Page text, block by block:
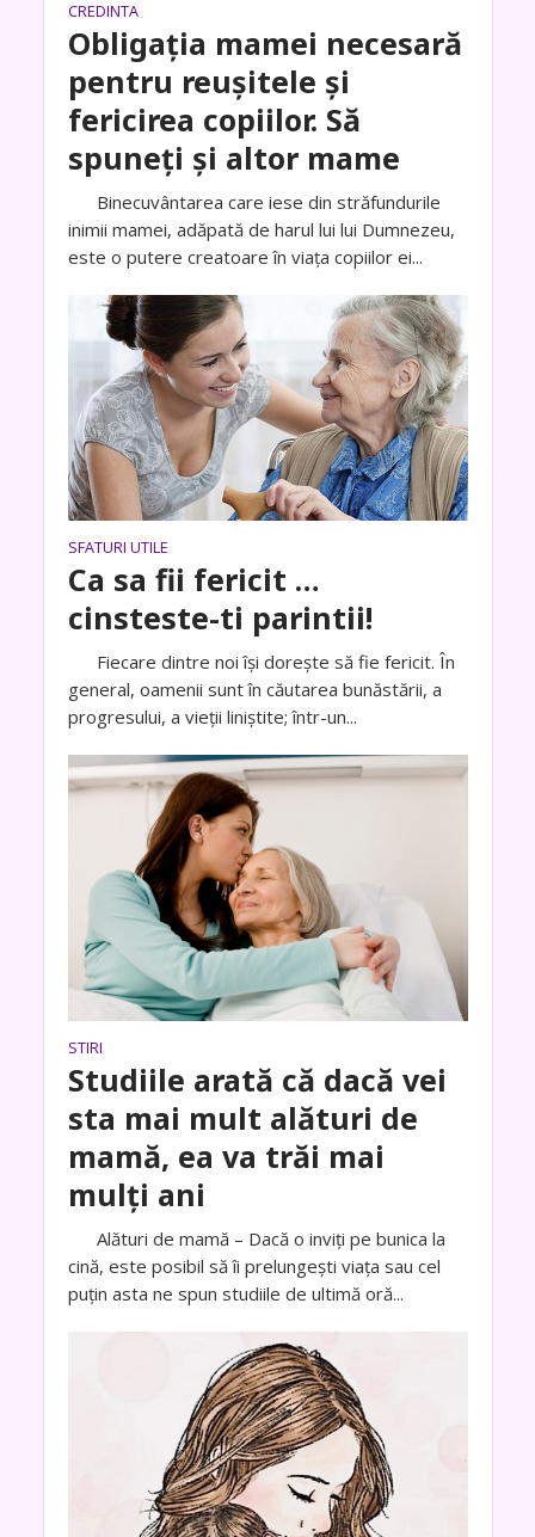
CREDINTA
Obligația mamei necesară
pentru reușitele și
fericirea copiilor. Să
spuneți și altor mame
Binecuvântarea care iese din străfundurile
inimii mamei, adăpată de harul lui lui Dumnezeu,
este o putere creatoare în viața copiilor ei...
SFATURI UTILE
Ca sa fii fericit …
cinsteste-ti parintii!
Fiecare dintre noi îşi doreşte să fie fericit. În
general, oamenii sunt în căutarea bunăstării, a
progresului, a vieţii liniştite; într-un...
STIRI
Studiile arată că dacă vei
sta mai mult alături de
mamă, ea va trăi mai
mulți ani
Alături de mamă – Dacă o inviți pe bunica la
cină, este posibil să îi prelungești viața sau cel
puțin asta ne spun studiile de ultimă oră...